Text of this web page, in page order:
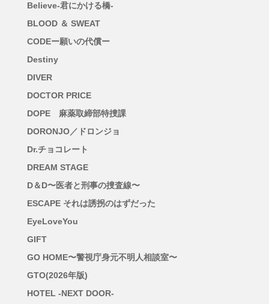
Believe-君にかける橋-
BLOOD ＆ SWEAT
CODEー願いの代償ー
Destiny
DIVER
DOCTOR PRICE
DOPE 麻薬取締部特捜課
DORONJO／ドロンジョ
Dr.チョコレート
DREAM STAGE
D＆D〜医者と刑事の捜査線〜
ESCAPE それは誘拐のはずだった
EyeLoveYou
GIFT
GO HOME〜警視庁身元不明人相談室〜
GTO(2026年版)
HOTEL -NEXT DOOR-